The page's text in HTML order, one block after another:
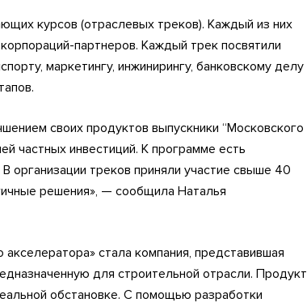
курсов (отраслевых треков). Каждый из них
партнеров. Каждый трек посвятили
маркетингу, инжинирингу, банковскому делу
своих продуктов выпускники “Московского
частных инвестиций. К программе есть
организации треков приняли участие свыше 40
решения», — сообщила Наталья
стала компания, представившая
для строительной отрасли. Продукт
обстановке. С помощью разработки